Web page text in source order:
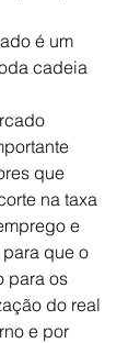
é um
cadeia
que
na taxa
e
que o
para os
do real
e por